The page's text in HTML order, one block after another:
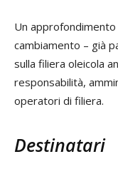
Un
cambiamento – già
sulla filiera oleicola
responsabilità,
operatori di filiera.
Destinatari